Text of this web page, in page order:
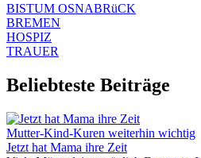
BISTUM OSNABRüCK
BREMEN
HOSPIZ
TRAUER
Beliebteste Beiträge
Mutter-Kind-Kuren weiterhin wichtig
Jetzt hat Mama ihre Zeit